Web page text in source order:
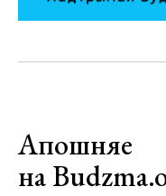
Апошняе
на